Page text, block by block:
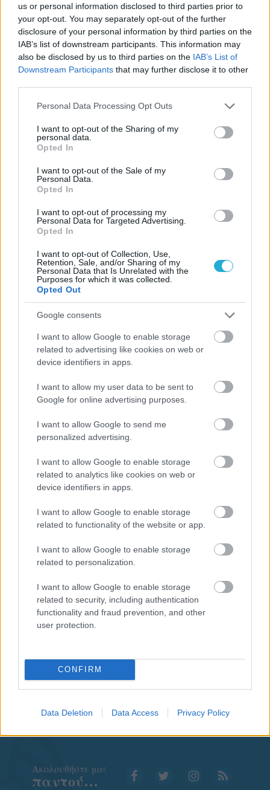
us or personal information disclosed to third parties prior to
your opt-out. You may separately opt-out of the further
disclosure of your personal information by third parties on the
IAB’s list of downstream participants. This information may
also be disclosed by us to third parties on the IAB’s List of
Downstream Participants that may further disclose it to other
Please note that this website/app uses one or more Google
not limited to your visit or usage behaviour. You may click to
grant or deny consent to Google and its third-party tags to
use your data for below specified purposes in below Google
consent section.
Personal Data Processing Opt Outs
I want to opt-out of the Sharing of my
personal data.
Opted In
I want to opt-out of the Sale of my
Personal Data.
Opted In
I want to opt-out of processing my
Personal Data for Targeted Advertising.
Opted In
I want to opt-out of Collection, Use,
Retention, Sale, and/or Sharing of my
Personal Data that Is Unrelated with the
Purposes for which it was collected.
Opted Out
Google consents
I want to allow Google to enable storage
related to advertising like cookies on web or
device identifiers in apps.
I want to allow my user data to be sent to
Google for online advertising purposes.
I want to allow Google to send me
personalized advertising.
I want to allow Google to enable storage
related to analytics like cookies on web or
device identifiers in apps.
I want to allow Google to enable storage
related to functionality of the website or app.
I want to allow Google to enable storage
related to personalization.
I want to allow Google to enable storage
related to security, including authentication
functionality and fraud prevention, and other
user protection.
CONFIRM
Data Deletion Data Access Privacy Policy
ΓΝΩΜΕΣ
ΠΕΝΥ ΡΟΝΤΟΓΙΑΝΝΗ
Από την Περούτζια του 2000
Παναθηναϊκού με την
ΗΛΙΑΣ ΠΑΠΑΪΩΑΝΝΟΥ
Αναγνώριση και σεβασμός
οι σημαντικότερες νίκες του
Α.Ο. Θήρας
Aκολουθήστε μας
παντού…